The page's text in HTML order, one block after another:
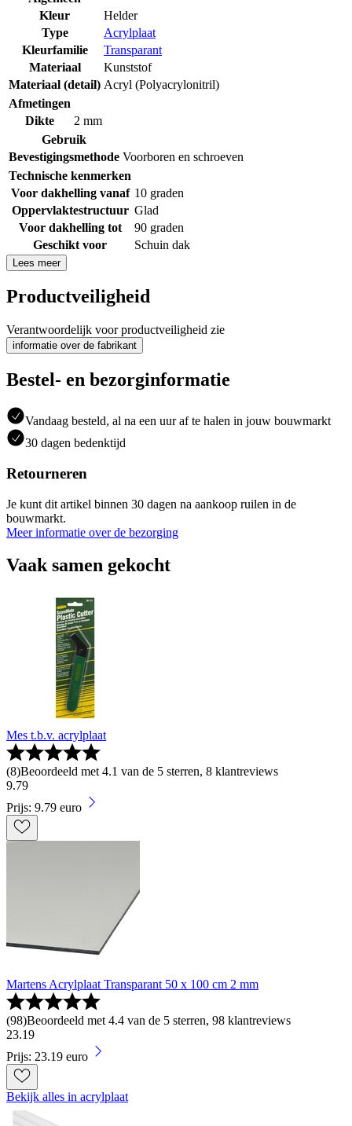
Kleur
Helder
Type
Acrylplaat
Kleurfamilie
Transparant
Materiaal
Kunststof
Materiaal (detail) Acryl (Polyacrylonitril)
Afmetingen
Dikte
2 mm
Gebruik
Bevestigingsmethode Voorboren en schroeven
Technische kenmerken
Voor dakhelling vanaf 10 graden
Oppervlaktestructuur Glad
Voor dakhelling tot
90 graden
Geschikt voor
Schuin dak
Lees meer
Productveiligheid
Verantwoordelijk voor productveiligheid zie
informatie over de fabrikant
Bestel- en bezorginformatie
Vandaag besteld, al na een uur af te halen in jouw bouwmarkt
30 dagen bedenktijd
Retourneren
Je kunt dit artikel binnen 30 dagen na aankoop ruilen in de
bouwmarkt.
Meer informatie over de bezorging
Vaak samen gekocht
Mes t.b.v. acrylplaat
(8)Beoordeeld met 4.1 van de 5 sterren, 8 klantreviews
9.79
Prijs: 9.79 euro
Martens Acrylplaat Transparant 50 x 100 cm 2 mm
(98)Beoordeeld met 4.4 van de 5 sterren, 98 klantreviews
23.19
Prijs: 23.19 euro
Bekijk alles in acrylplaat